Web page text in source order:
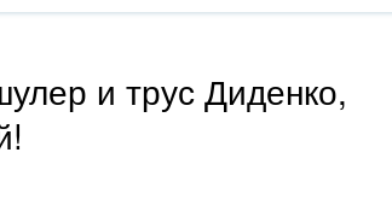
и трус Диденко,